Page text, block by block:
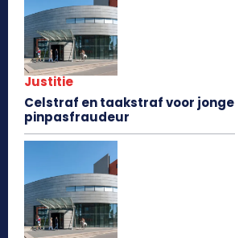
Justitie
Celstraf en taakstraf voor jonge
pinpasfraudeur